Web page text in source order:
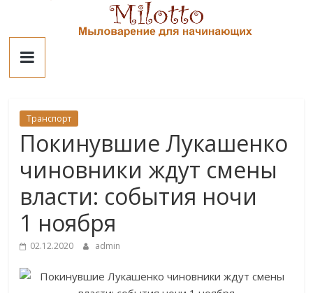
contentМилотто
Транспорт
Покинувшие Лукашенко
чиновники ждут смены
власти: события ночи
1 ноября
02.12.2020 admin